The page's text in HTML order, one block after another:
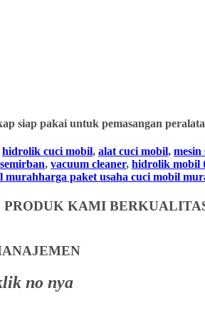
siap pakai untuk pemasangan
hidrolik cuci mobil, alat cuci mobil, mesin
semirban, vacuum cleaner, hidrolik mobil
murahharga paket usaha cuci mobil
KAMI
no nya